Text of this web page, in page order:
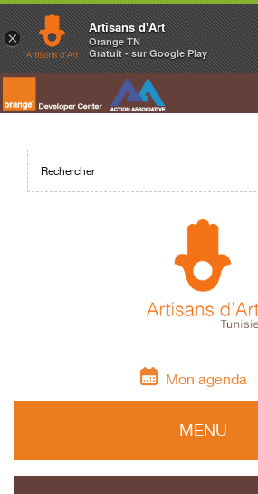
Mon agenda
MENU
×
Artisans d'Art
Orange TN
Gratuit - sur Google Play